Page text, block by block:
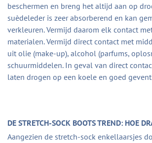
beschermen en breng het altijd aan op
suèdeleder is zeer absorberend en kan
verkleuren. Vermijd daarom elk contact
materialen. Vermijd direct contact met
uit olie (make-up), alcohol (parfums,
schuurmiddelen. In geval van direct
laten drogen op een koele en goed
DE STRETCH-SOCK BOOTS TREND: HOE
Aangezien de stretch-sock enkellaarsjes